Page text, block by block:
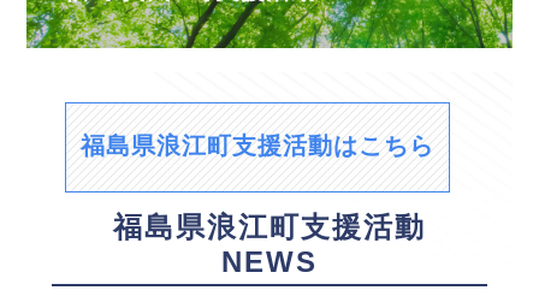
福島県浪江町支援活動はこちら
福島県浪江町支援活動
NEWS